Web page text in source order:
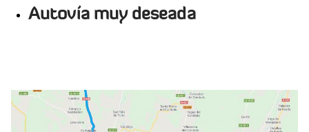
Autovía muy deseada